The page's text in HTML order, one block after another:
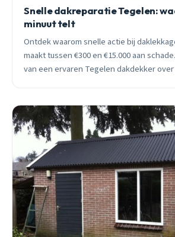
Snelle dakreparatie Tegelen:
minuut telt
Ontdek waarom snelle actie bij
maakt tussen €300 en €15.000 aan
van een ervaren Tegelen dakdekker